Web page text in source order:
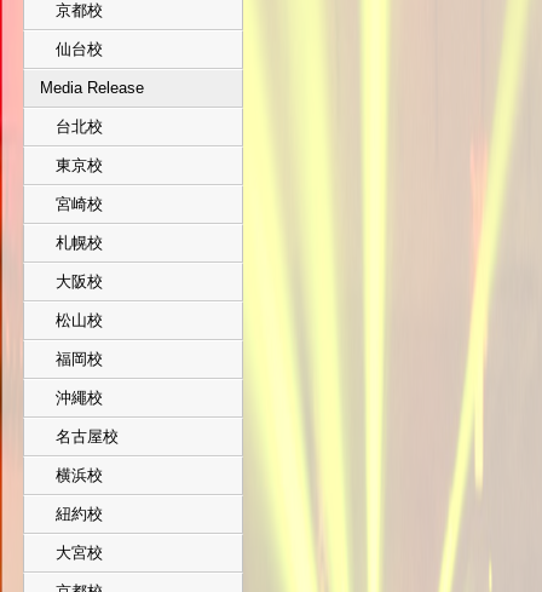
京都校
仙台校
Media Release
台北校
東京校
宮崎校
札幌校
大阪校
松山校
福岡校
沖繩校
名古屋校
横浜校
紐約校
大宮校